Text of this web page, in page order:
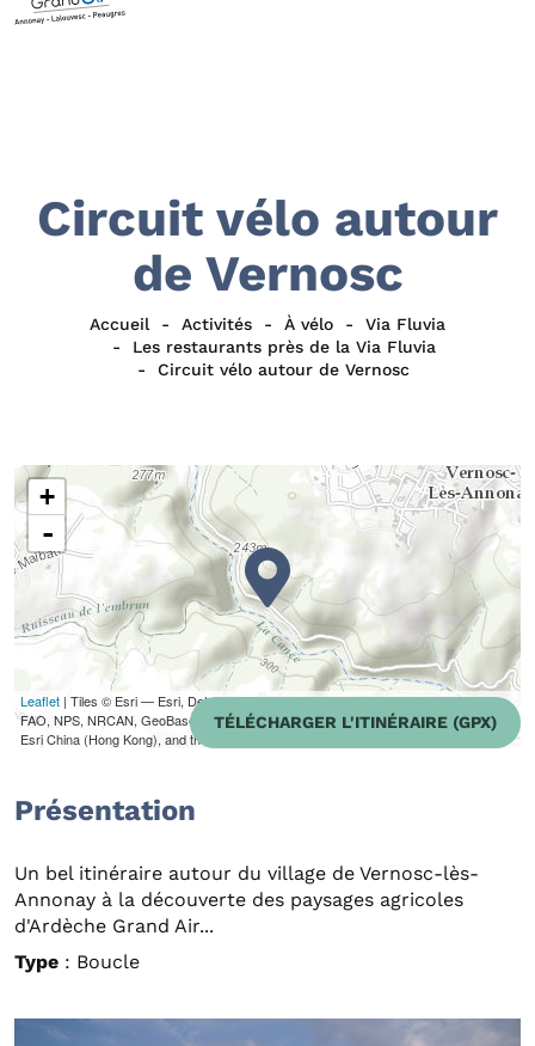
Circuit vélo autour
de Vernosc
Accueil Activités À vélo
Via Fluvia
Les restaurants près de la Via Fluvia
Circuit vélo autour de Vernosc
+
-
Leaflet | Tiles © Esri — Esri, DeLorme, NAVTEQ, TomTom, Intermap, iPC, USGS,
FAO, NPS, NRCAN, GeoBase, Kadaster NL, Ordnance Survey, Esri Japan, METI,
Esri China (Hong Kong), and the GIS User Community
TÉLÉCHARGER L'ITINÉRAIRE (GPX)
Présentation
Un bel itinéraire autour du village de Vernosc-lès-
Annonay à la découverte des paysages agricoles
d'Ardèche Grand Air...
Type : Boucle